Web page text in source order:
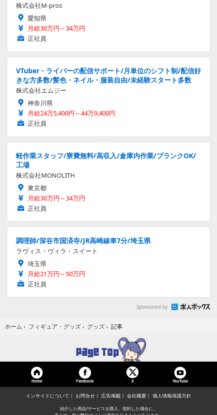
株式会社M-pros
愛知県
月給30万円～34万円
正社員
VTuber・ライバーの配信サポート/月単位のシフト制/配信好
きな方多数/髪色・ネイル・服装自由/未経験スタート多数
株式会社エムジー
神奈川県
月給24万5,400円～44万9,400円
正社員
軽作業スタッフ/寮費無料/高収入/倉庫内作業/ブランクOK/
工場
株式会社MONOLITH
東京都
月給30万円～34万円
正社員
調理師/深谷市国済寺/JR高崎線車7分/埼玉県
ラヴィス・ヴィラ・スイート
埼玉県
月給21万円～50万円
正社員
Sponsored by
ホーム › フィギュア・グッズ › グッズ › 記事
Home Facebook X YouTube
インサイドについて お問合せ 広告掲載 会社概要 個人情報保護方針
紹介した商品/サービスを購入、契約した場合に、